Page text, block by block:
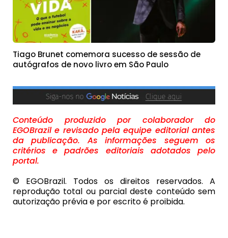
Tiago Brunet comemora sucesso de sessão de
autógrafos de novo livro em São Paulo
Conteúdo produzido por colaborador do
EGOBrazil e revisado pela equipe editorial antes
da publicação. As informações seguem os
critérios e padrões editoriais adotados pelo
portal.
© EGOBrazil. Todos os direitos reservados. A
reprodução total ou parcial deste conteúdo sem
autorização prévia e por escrito é proibida.